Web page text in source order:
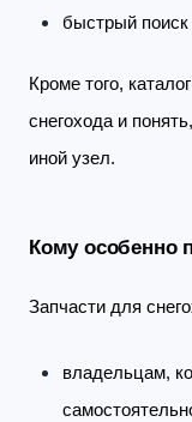
быстрый поиск
Кроме того,
снегохода и
иной узел.
Кому особенно
Запчасти для
владельцам,